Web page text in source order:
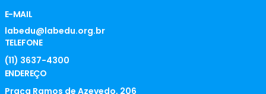
E-MAIL
labedu@labedu.org.br
TELEFONE
(11) 3637-4300
ENDEREÇO
Praça Ramos de Azevedo, 206